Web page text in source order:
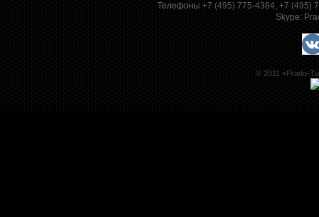
Телефоны +7 (495) 775-4384, +7 (495)
Skype:
© 2011 «Prado-